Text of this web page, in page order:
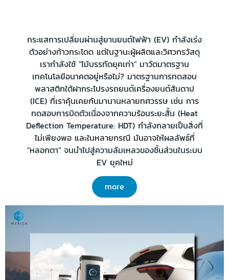
กระแสการเปลี่ยนผ่านสู่ยานยนต์ไฟฟ้า (EV) กำลังเร่ง
ตัวอย่างก้าวกระโดด แต่ในฐานะผู้ผลิตและวิศวกรวัสดุ
เรากำลังใช้ "ไม้บรรทัดยุคเก่า" มาวัดมาตรฐาน
เทคโนโลยีอนาคตอยู่หรือไม่? มาตรฐานการทดสอบ
พลาสติกใต้ฝากระโปรงรถยนต์เครื่องยนต์สันดาป
(ICE) ที่เราคุ้นเคยกันมานานหลายทศวรรษ เช่น การ
ทดสอบการบิดตัวเนื่องจากความร้อนระยะสั้น (Heat
Deflection Temperature: HDT) กำลังกลายเป็นสิ่งที่
ไม่เพียงพอ และในหลายกรณี มันอาจให้ผลลัพธ์ที่
"หลอกตา" จนนำไปสู่ความล้มเหลวของชิ้นส่วนในระบบ
EV ยุคใหม่
more